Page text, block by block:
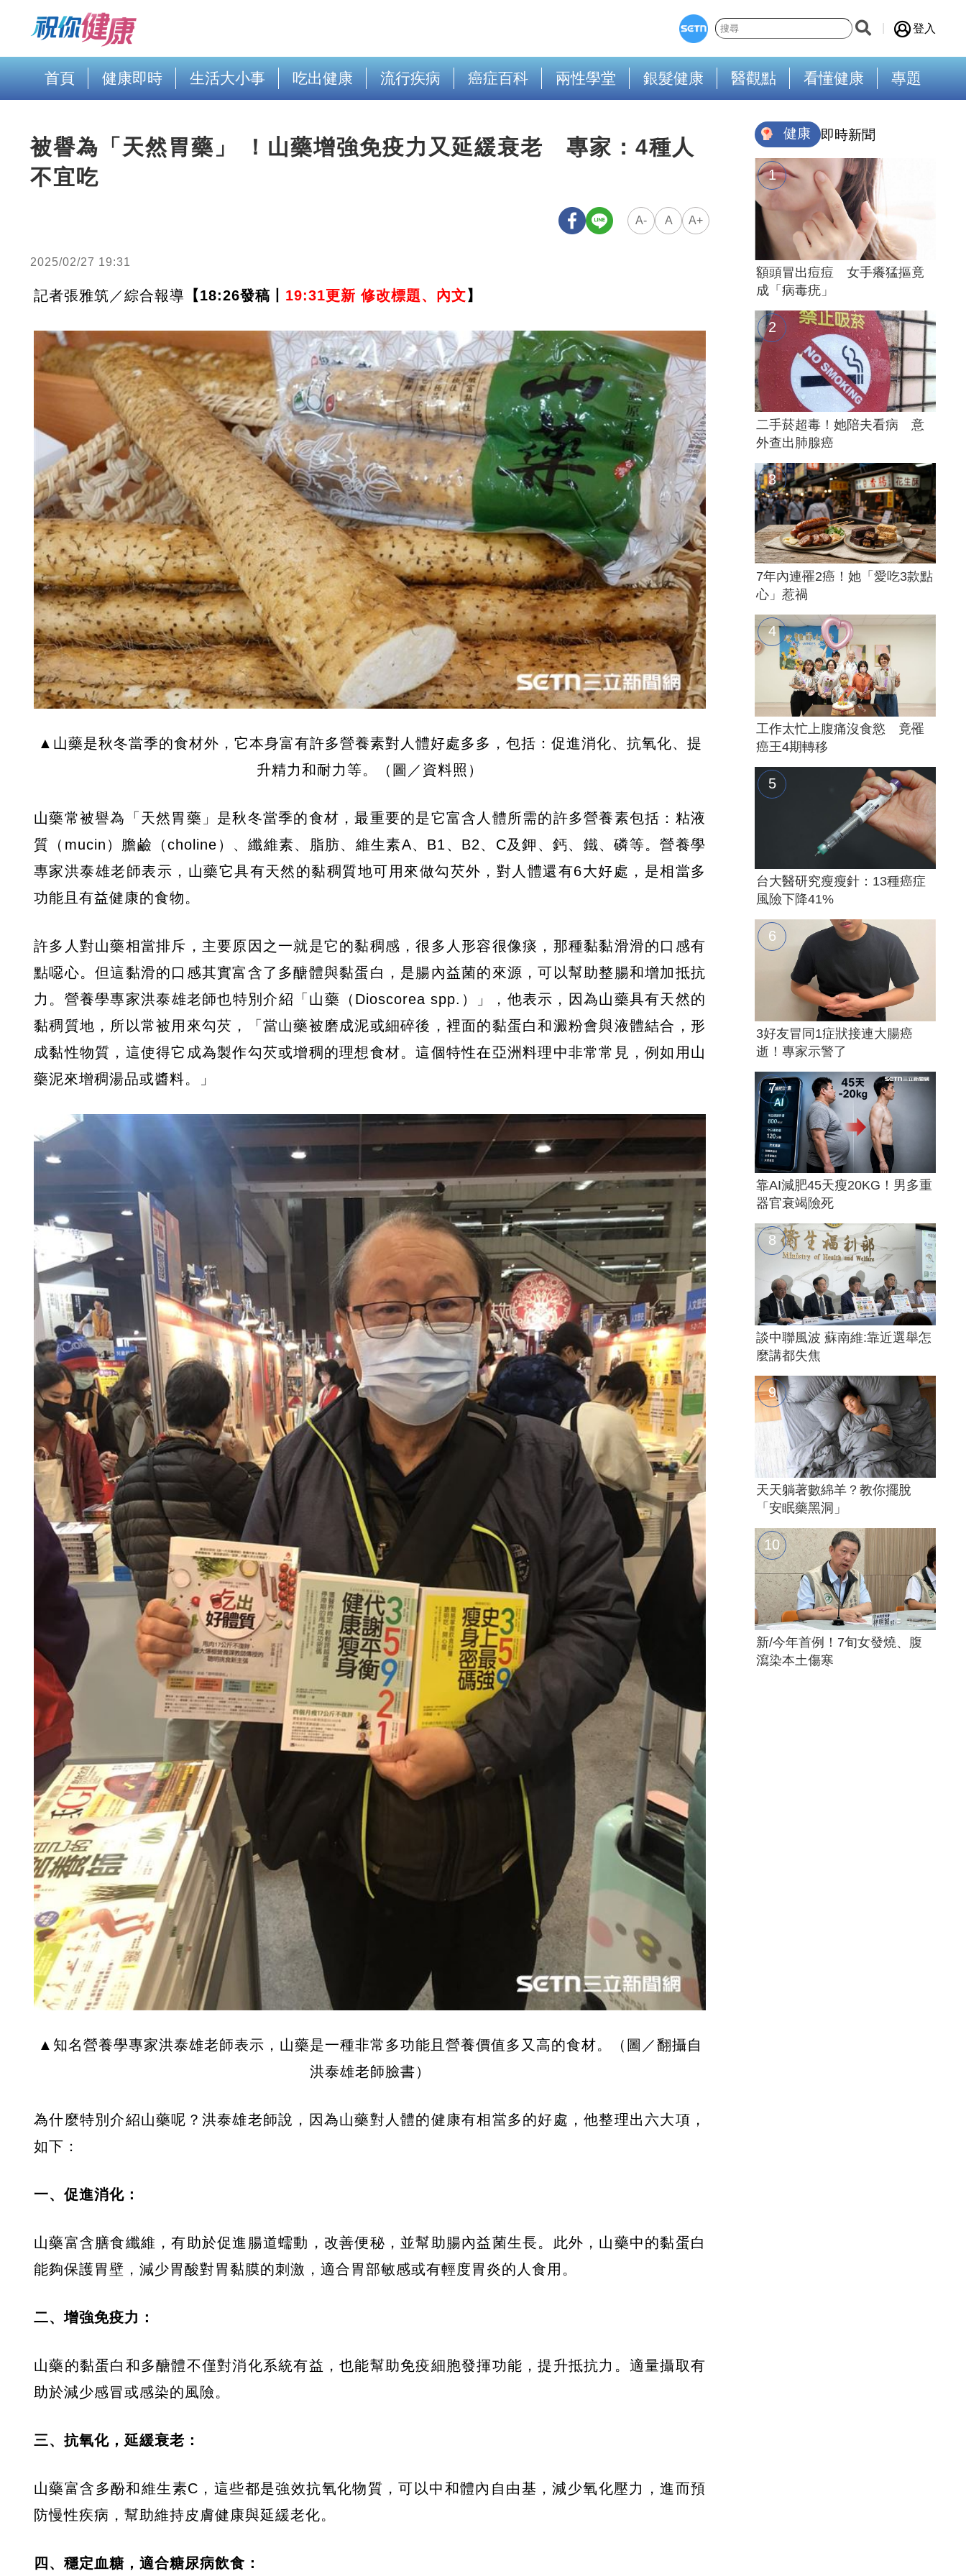
登入
首頁 健康即時 生活大小事 吃出健康 流行疾病 癌症百科 兩性學堂 銀髮健康 醫觀點 看懂健康 專題
被譽為「天然胃藥」 ！山藥增強免疫力又延緩衰老 專家：4種人
不宜吃
A- A A+
2025/02/27 19:31
記者張雅筑／綜合報導 【18:26發稿丨 19:31更新 修改標題、內文】
▲山藥是秋冬當季的食材外，它本身富有許多營養素對人體好處多多，包括：促進消化、抗氧化、提
升精力和耐力等。（圖／資料照）
山藥常被譽為「天然胃藥」是秋冬當季的食材，最重要的是它富含人體所需的許多營養素包括：粘液
質（mucin）膽鹼（choline）、纖維素、脂肪、維生素A、B1、B2、C及鉀、鈣、鐵、磷等。營養學
專家洪泰雄老師表示，山藥它具有天然的黏稠質地可用來做勾芡外，對人體還有6大好處，是相當多
功能且有益健康的食物。
許多人對山藥相當排斥，主要原因之一就是它的黏稠感，很多人形容很像痰，那種黏黏滑滑的口感有
點噁心。但這黏滑的口感其實富含了多醣體與黏蛋白，是腸內益菌的來源，可以幫助整腸和增加抵抗
力。營養學專家洪泰雄老師也特別介紹「山藥（Dioscorea spp.）」，他表示，因為山藥具有天然的
黏稠質地，所以常被用來勾芡，「當山藥被磨成泥或細碎後，裡面的黏蛋白和澱粉會與液體結合，形
成黏性物質，這使得它成為製作勾芡或增稠的理想食材。這個特性在亞洲料理中非常常見，例如用山
藥泥來增稠湯品或醬料。」
▲知名營養學專家洪泰雄老師表示，山藥是一種非常多功能且營養價值多又高的食材。（圖／翻攝自
洪泰雄老師臉書）
為什麼特別介紹山藥呢？洪泰雄老師說，因為山藥對人體的健康有相當多的好處，他整理出六大項，
如下：
一、促進消化：
山藥富含膳食纖維，有助於促進腸道蠕動，改善便秘，並幫助腸內益菌生長。此外，山藥中的黏蛋白
能夠保護胃壁，減少胃酸對胃黏膜的刺激，適合胃部敏感或有輕度胃炎的人食用。
二、增強免疫力：
山藥的黏蛋白和多醣體不僅對消化系統有益，也能幫助免疫細胞發揮功能，提升抵抗力。適量攝取有
助於減少感冒或感染的風險。
三、抗氧化，延緩衰老：
山藥富含多酚和維生素C，這些都是強效抗氧化物質，可以中和體內自由基，減少氧化壓力，進而預
防慢性疾病，幫助維持皮膚健康與延緩老化。
四、穩定血糖，適合糖尿病飲食：
健康 即時新聞
額頭冒出痘痘 女手癢猛摳竟
成「病毒疣」
二手菸超毒！她陪夫看病 意
外查出肺腺癌
7年內連罹2癌！她「愛吃3款點
心」惹禍
工作太忙上腹痛沒食慾 竟罹
癌王4期轉移
台大醫研究瘦瘦針：13種癌症
風險下降41%
3好友冒同1症狀接連大腸癌
逝！專家示警了
靠AI減肥45天瘦20KG！男多重
器官衰竭險死
談中聯風波 蘇南維:靠近選舉怎
麼講都失焦
天天躺著數綿羊？教你擺脫
「安眠藥黑洞」
新/今年首例！7旬女發燒、腹
瀉染本土傷寒